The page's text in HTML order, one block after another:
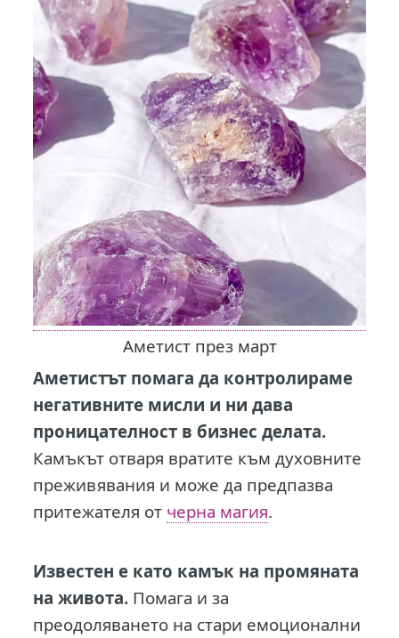
Аметист през март
Аметистът помага да контролираме
негативните мисли и ни дава
проницателност в бизнес делата.
Камъкът отваря вратите към духовните
преживявания и може да предпазва
притежателя от черна магия.
Известен е като камък на промяната
на живота. Помага и за
преодоляването на стари емоционални